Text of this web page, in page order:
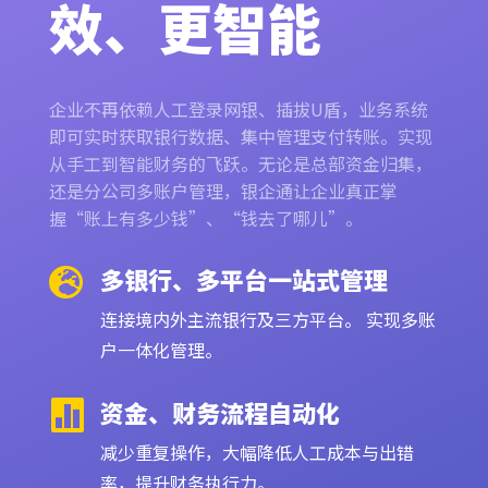
效、更智能
企业不再依赖人工登录网银、插拔U盾，业务系统
即可实时获取银行数据、集中管理支付转账。实现
从手工到智能财务的飞跃。无论是总部资金归集，
还是分公司多账户管理，银企通让企业真正掌
握“账上有多少钱”、“钱去了哪儿”。
 多银行、多平台一站式管理
连接境内外主流银行及三方平台。 实现多账
户一体化管理。
 资金、财务流程自动化
减少重复操作，大幅降低人工成本与出错
率，提升财务执行力。